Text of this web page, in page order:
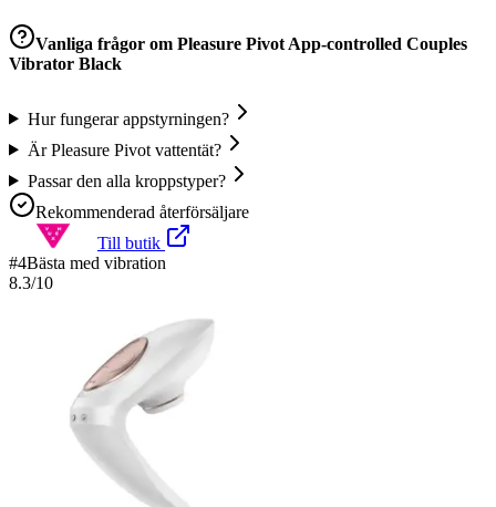
Vanliga frågor om Pleasure Pivot App-controlled Couples
Vibrator Black
Hur fungerar appstyrningen?
Är Pleasure Pivot vattentät?
Passar den alla kroppstyper?
Rekommenderad återförsäljare
Till butik
#4Bästa med vibration
8.3/10